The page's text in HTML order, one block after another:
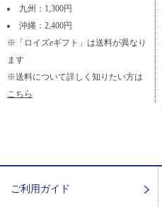
九州：1,300円
沖縄：2,400円
※「ロイズeギフト」は送料が異なり
ます
※送料について詳しく知りたい方は
こちら
ご利用ガイド